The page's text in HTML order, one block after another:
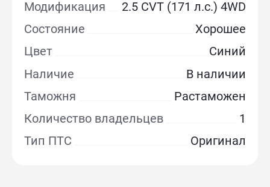
Модификация
2.5 CVT (171 л.с.) 4WD
Состояние
Хорошее
Цвет
Синий
Наличие
В наличии
Таможня
Растаможен
Количество владельцев
1
Тип ПТС
Оригинал